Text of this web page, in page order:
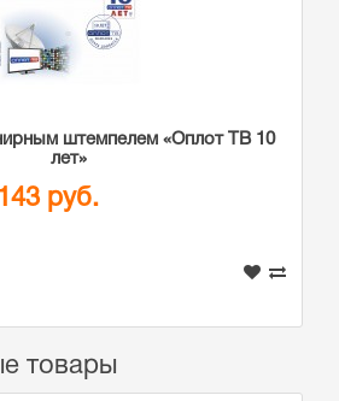
штемпелем «Оплот ТВ 10
лет»
143 руб.
товары